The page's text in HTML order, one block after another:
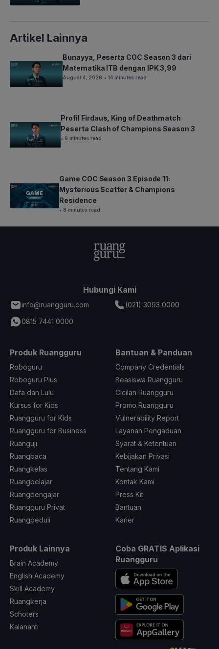
Artikel Lainnya
Bunayya, Peserta COC Season 3 dari
Matematika ITB dengan IPK 3,99
August 4, 2026 • 14 minutes read
Profil Firdaus, King of Deathmatch
Peserta Clash of Champions Season 3
• 9 minutes read
Game COC Season 3 Episode 11:
Mysterious Scatter & Champions
Residence
• 8 minutes read
Hubungi Kami
info@ruangguru.com
(021) 3093 0000
0815 7441 0000
Produk Ruangguru
Roboguru
Roboguru Plus
Dafa dan Lulu
Kursus for Kids
Ruangguru for Kids
Ruangguru for Business
Ruanguji
Ruangbaca
Ruangkelas
Ruangbelajar
Ruangpengajar
Ruangguru Privat
Ruangpeduli
Bantuan & Panduan
Company Credentials
Beasiswa Ruangguru
Cicilan Ruangguru
Promo Ruangguru
Vulnerability Report
Layanan Pengaduan
Syarat & Ketentuan
Kebijakan Privasi
Tentang Kami
Kontak Kami
Press Kit
Bantuan
Karier
Produk Lainnya
Brain Academy
English Academy
Skill Academy
Ruangkerja
Schoters
Kalananti
Coba GRATIS Aplikasi
Ruangguru